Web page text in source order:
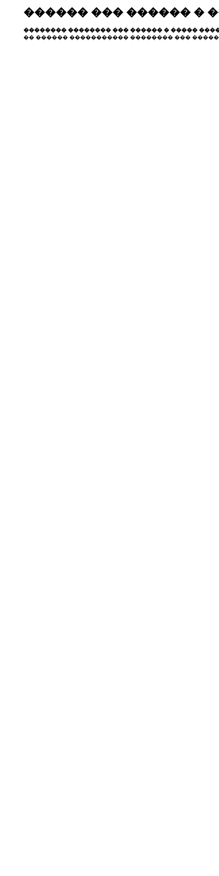
������ ��� ������ �
�������� �������� ��� ������ � �����
�� ������ ����������� �������� ���